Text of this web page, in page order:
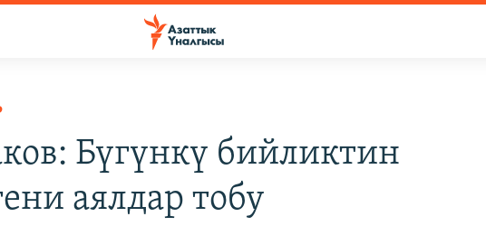
Бүгүнкү бийликтин
аялдар тобу